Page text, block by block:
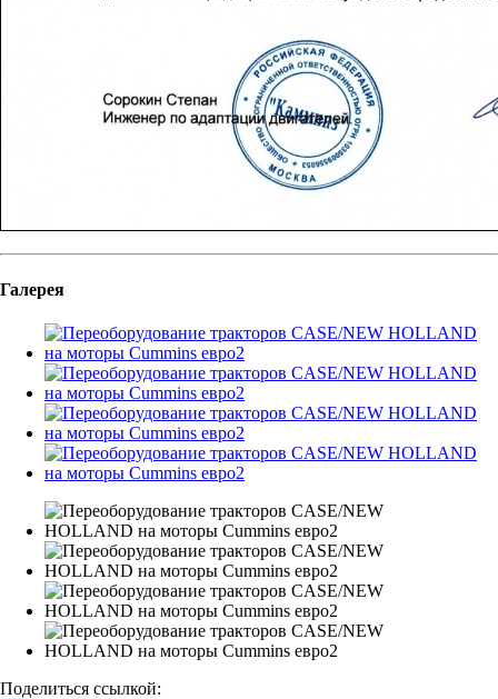
Галерея
Поделиться ссылкой: